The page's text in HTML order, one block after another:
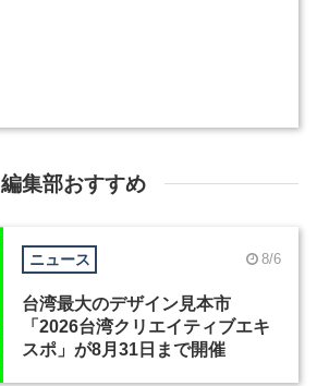
編集部おすすめ
ニュース 8/6
台湾最大のデザイン見本市
「2026台湾クリエイティブエキ
スポ」が8月31日まで開催